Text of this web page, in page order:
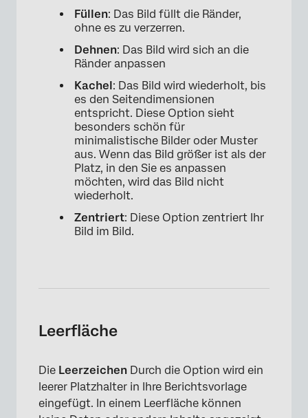
Füllen: Das Bild füllt die Ränder,
ohne es zu verzerren.
Dehnen: Das Bild wird sich an die
Ränder anpassen
Kachel: Das Bild wird wiederholt, bis
es den Seitendimensionen
entspricht. Diese Option sieht
besonders schön für
minimalistische Bilder oder Muster
aus. Wenn das Bild größer ist als der
Platz, in den Sie es anpassen
möchten, wird das Bild nicht
wiederholt.
Zentriert: Diese Option zentriert Ihr
Bild im Bild.
Leerfläche
Die Leerzeichen Durch die Option wird ein
leerer Platzhalter in Ihre Berichtsvorlage
eingefügt. In einem Leerfläche können